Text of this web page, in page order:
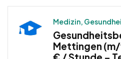
Medizin,
Mettingen